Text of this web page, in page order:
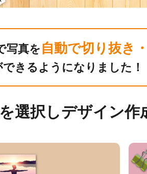
写真を自動で切り抜き・
できるようになりました！
選択しデザイン作